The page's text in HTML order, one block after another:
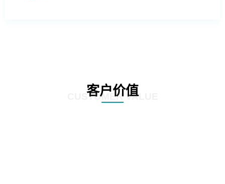
客户价值
CUSTOMER VALUE